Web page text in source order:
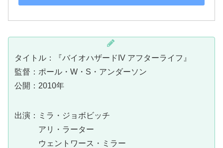
タイトル：『バイオハザードIV アフターライフ』
監督：ポール・W・S・アンダーソン
公開：2010年
出演：ミラ・ジョボビッチ
アリ・ラーター
ウェントワース・ミラー